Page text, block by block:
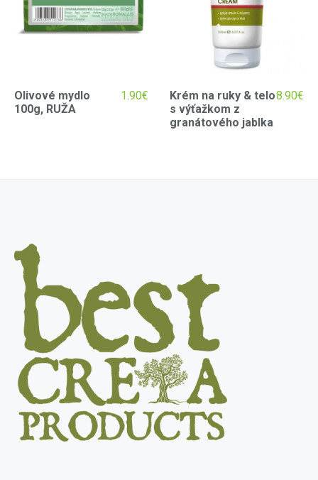
Olivové mydlo
100g, RUŽA
1.90€
Krém na ruky & telo
s výťažkom z
granátového jablka
8.90€